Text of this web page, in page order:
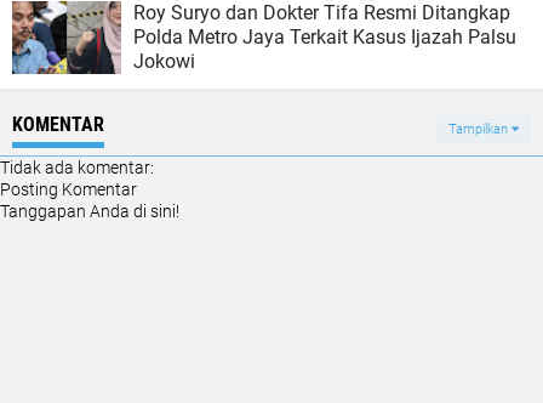
Roy Suryo dan Dokter Tifa Resmi Ditangkap
Polda Metro Jaya Terkait Kasus Ijazah Palsu
Jokowi
KOMENTAR Tampilkan
Tidak ada komentar:
Posting Komentar
Tanggapan Anda di sini!